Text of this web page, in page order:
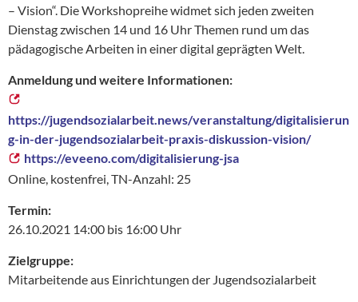
– Vision“. Die Workshopreihe widmet sich jeden zweiten
Dienstag zwischen 14 und 16 Uhr Themen rund um das
pädagogische Arbeiten in einer digital geprägten Welt.
Anmeldung und weitere Informationen:
https://jugendsozialarbeit.news/veranstaltung/digitalisierun
g-in-der-jugendsozialarbeit-praxis-diskussion-vision/
https://eveeno.com/digitalisierung-jsa
Online, kostenfrei, TN-Anzahl: 25
Termin:
26.10.2021 14:00 bis 16:00 Uhr
Zielgruppe:
Mitarbeitende aus Einrichtungen der Jugendsozialarbeit